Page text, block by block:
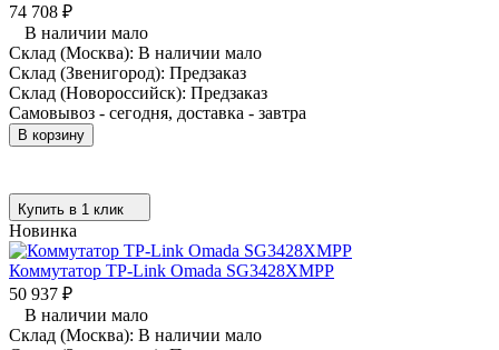
74 708 ₽
В наличии мало
Склад (Москва): В наличии мало
Склад (Звенигород): Предзаказ
Склад (Новороссийск): Предзаказ
Самовывоз - сегодня, доставка - завтра
В корзину
Купить в 1 клик
Новинка
Коммутатор TP-Link Omada SG3428XMPP
50 937 ₽
В наличии мало
Склад (Москва): В наличии мало